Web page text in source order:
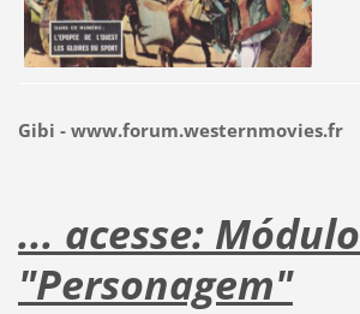
Gibi - www.forum.westernmovies.fr
... acesse: Módulo
"Personagem"